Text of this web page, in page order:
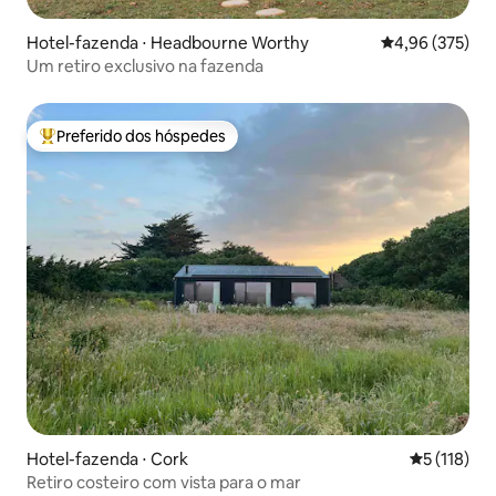
Hotel-fazenda ⋅ Headbourne Worthy 4,96 de uma
4,96 (375)
Um retiro exclusivo na fazenda
Entre os melhores preferidos dos hóspedes
Preferido dos hóspedes
Hotel-fazenda ⋅ Cork 5 de uma
5 (118)
Retiro costeiro com vista para o mar